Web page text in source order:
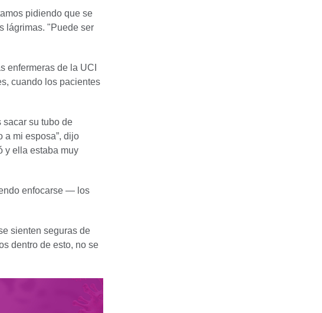
pidiendo que se
lágrimas. "Puede ser
enfermeras de la UCI
cuando los pacientes
sacar su tubo de
a mi esposa”, dijo
y ella estaba muy
enfocarse — los
sienten seguras de
dentro de esto, no se